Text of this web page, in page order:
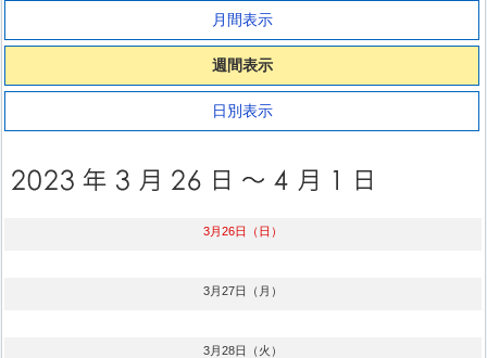
月間表示
週間表示
日別表示
3月26日（日）
3月27日（月）
3月28日（火）